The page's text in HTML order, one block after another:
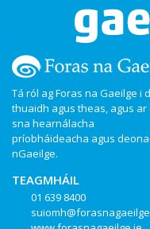
Tá ról ag Foras na Gaeilge i
thuaidh agus theas, agus
sna hearnálacha
príobháideacha agus
nGaeilge.
TEAGMHÁIL
01 639 8400